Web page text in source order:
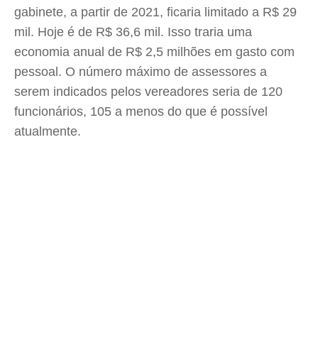
gabinete, a partir de 2021, ficaria limitado a R$ 29
mil. Hoje é de R$ 36,6 mil. Isso traria uma
economia anual de R$ 2,5 milhões em gasto com
pessoal. O número máximo de assessores a
serem indicados pelos vereadores seria de 120
funcionários, 105 a menos do que é possível
atualmente.